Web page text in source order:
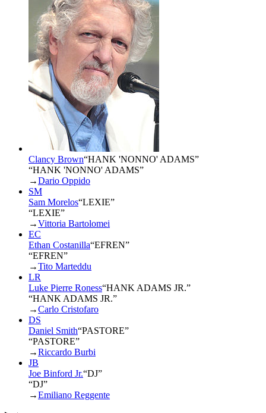
Clancy Brown“HANK 'NONNO' ADAMS”
“HANK 'NONNO' ADAMS”
→Dario Oppido
SM
Sam Morelos“LEXIE”
“LEXIE”
→Vittoria Bartolomei
EC
Ethan Costanilla“EFREN”
“EFREN”
→Tito Marteddu
LR
Luke Pierre Roness“HANK ADAMS JR.”
“HANK ADAMS JR.”
→Carlo Cristofaro
DS
Daniel Smith“PASTORE”
“PASTORE”
→Riccardo Burbi
JB
Joe Binford Jr.“DJ”
“DJ”
→Emiliano Reggente